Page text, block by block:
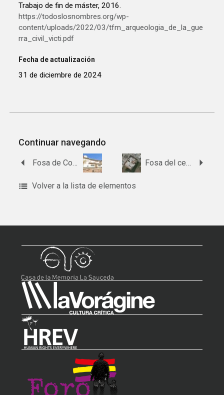
Trabajo de fin de máster, 2016.
https://todoslosnombres.org/wp-
content/uploads/2022/03/tfm_arqueologia_de_la_gue
rra_civil_victi.pdf
Fecha de actualización
31 de diciembre de 2024
Continuar navegando
Volver a la lista de elementos